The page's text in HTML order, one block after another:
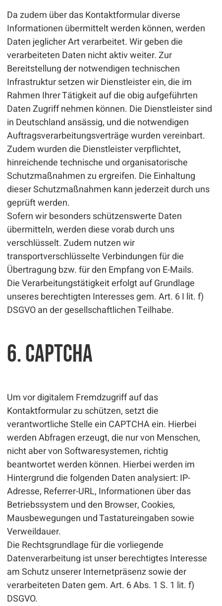
Da zudem über das Kontaktformular diverse
Informationen übermittelt werden können, werden
Daten jeglicher Art verarbeitet. Wir geben die
verarbeiteten Daten nicht aktiv weiter. Zur
Bereitstellung der notwendigen technischen
Infrastruktur setzen wir Dienstleister ein, die im
Rahmen Ihrer Tätigkeit auf die obig aufgeführten
Daten Zugriff nehmen können. Die Dienstleister sind
in Deutschland ansässig, und die notwendigen
Auftragsverarbeitungsverträge wurden vereinbart.
Zudem wurden die Dienstleister verpflichtet,
hinreichende technische und organisatorische
Schutzmaßnahmen zu ergreifen. Die Einhaltung
dieser Schutzmaßnahmen kann jederzeit durch uns
geprüft werden.
Sofern wir besonders schützenswerte Daten
übermitteln, werden diese vorab durch uns
verschlüsselt. Zudem nutzen wir
transportverschlüsselte Verbindungen für die
Übertragung bzw. für den Empfang von E-Mails.
Die Verarbeitungstätigkeit erfolgt auf Grundlage
unseres berechtigten Interesses gem. Art. 6 I lit. f)
DSGVO an der gesellschaftlichen Teilhabe.
6. Captcha
Um vor digitalem Fremdzugriff auf das
Kontaktformular zu schützen, setzt die
verantwortliche Stelle ein CAPTCHA ein. Hierbei
werden Abfragen erzeugt, die nur von Menschen,
nicht aber von Softwaresystemen, richtig
beantwortet werden können. Hierbei werden im
Hintergrund die folgenden Daten analysiert: IP-
Adresse, Referrer-URL, Informationen über das
Betriebssystem und den Browser, Cookies,
Mausbewegungen und Tastatureingaben sowie
Verweildauer.
Die Rechtsgrundlage für die vorliegende
Datenverarbeitung ist unser berechtigtes Interesse
am Schutz unserer Internetpräsenz sowie der
verarbeiteten Daten gem. Art. 6 Abs. 1 S. 1 lit. f)
DSGVO.